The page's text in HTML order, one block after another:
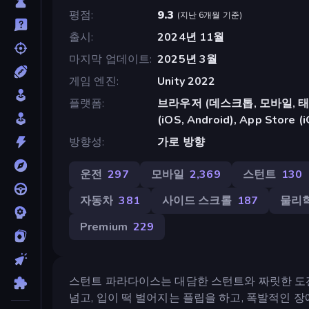
평점
9.3 (지난 6개월 기준)
출시
2024년 11월
마지막 업데이트 2025년 3월
게임 엔진
Unity 2022
플랫폼
브라우저 (데스크톱, 모바일,
(iOS, Android), App Store
방향성
가로 방향
운전 297 모바일 2,369 스턴트 130
자동차 381 사이드 스크롤 187
물리
Premium 229
스턴트 파라다이스는 대담한 스턴트와 짜릿한
넘고, 입이 떡 벌어지는 플립을 하고, 폭발적인